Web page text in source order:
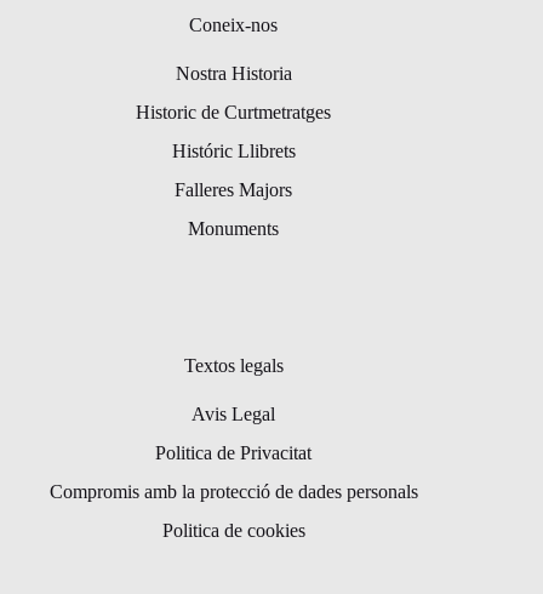
Coneix-nos
Nostra Historia
Historic de Curtmetratges
Históric Llibrets
Falleres Majors
Monuments
Textos legals
Avis Legal
Politica de Privacitat
Compromis amb la protecció de dades personals
Politica de cookies